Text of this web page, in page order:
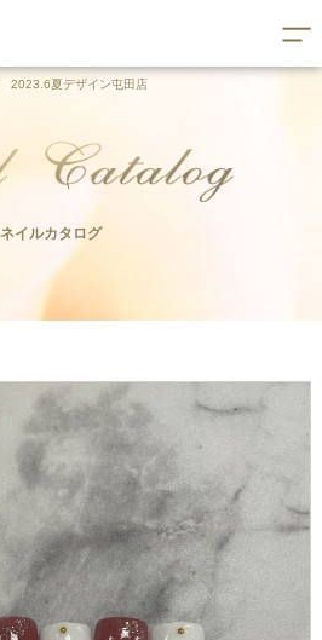
2023.6夏デザイン屯田店
ネイルカタログ